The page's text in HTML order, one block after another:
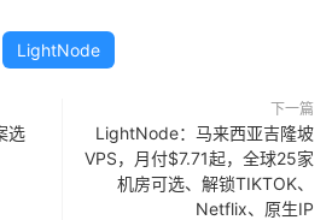
LightNode
选
下一篇
LightNode：马来西亚吉隆坡
VPS，月付$7.71起，全球25家
机房可选、解锁TIKTOK、
Netflix、原生IP